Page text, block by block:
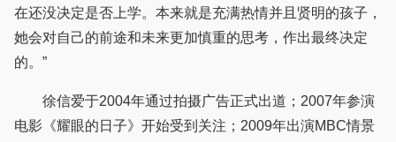
在还没决定是否上学。本来就是充满热情并且贤明的孩子，
她会对自己的前途和未来更加慎重的思考，作出最终决定
的。”
徐信爱于2004年通过拍摄广告正式出道；2007年参演
电影《耀眼的日子》开始受到关注；2009年出演MBC情景